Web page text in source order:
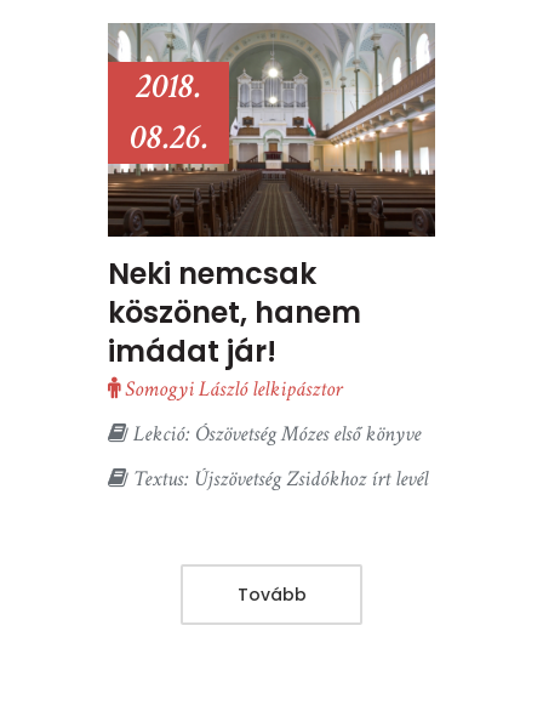
Neki nemcsak
köszönet, hanem
imádat jár!
2018.
08.26.
Somogyi László lelkipásztor
Lekció: Ószövetség Mózes első könyve
Textus: Újszövetség Zsidókhoz írt levél
Tovább